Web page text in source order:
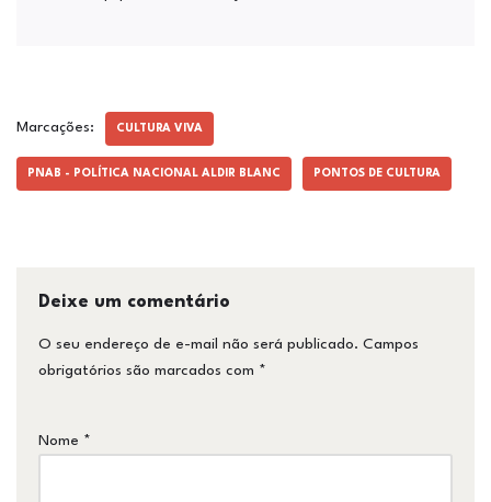
Marcações: CULTURA VIVA
PNAB - POLÍTICA NACIONAL ALDIR BLANC PONTOS DE CULTURA
Deixe um comentário
O seu endereço de e-mail não será publicado. Campos
obrigatórios são marcados com *
Nome *